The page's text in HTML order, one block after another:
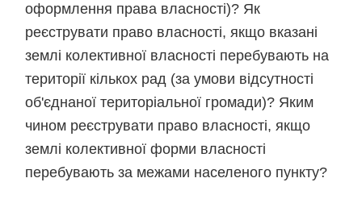
оформлення права власності)? Як
реєструвати право власності, якщо вказані
землі колективної власності перебувають на
території кількох рад (за умови відсутності
об'єднаної територіальної громади)? Яким
чином реєструвати право власності, якщо
землі колективної форми власності
перебувають за межами населеного пункту?